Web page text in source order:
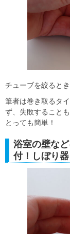
チューブを絞ると
筆者は巻き取るタ
ず、失敗すること
とっても簡単！
浴室の壁な
付！しぼり